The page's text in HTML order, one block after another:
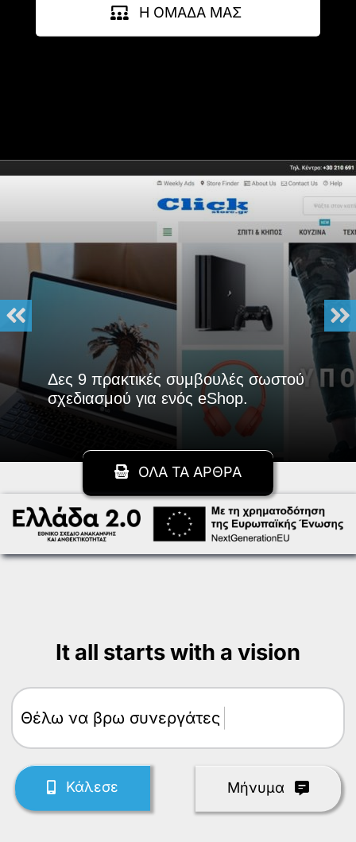
Η ΟΜΑΔΑ ΜΑΣ
Δες 9 πρακτικές συμβουλές σωστού
σχεδιασμού για ενός eShop.
ΟΛΑ ΤΑ ΑΡΘΡΑ
It all starts with a vision
Θέλω
Κάλεσε Mήνυμα